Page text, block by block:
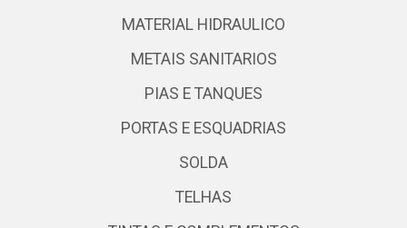
MATERIAL HIDRAULICO
METAIS SANITARIOS
PIAS E TANQUES
PORTAS E ESQUADRIAS
SOLDA
TELHAS